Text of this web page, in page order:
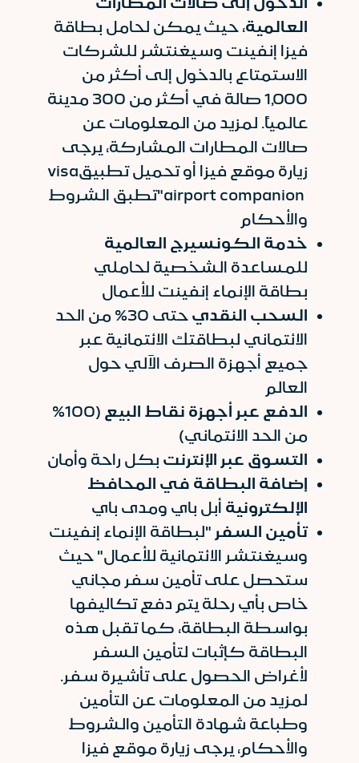
العالمية، حيث يمكن لحامل بطاقة
فيزا إنفينت وسيغنتشر للشركات
الاستمتاع بالدخول إلى أكثر من
1,000 صالة في أكثر من 300 مدينة
عالمياً. لمزيد من المعلومات عن
صالات المطارات المشاركة، يرجى
زيارة موقع فيزا أو تحميل تطبيقvisa
airport companion"تطبق الشروط
والأحكام
خدمة الكونسيرج العالمية
للمساعدة الشخصية لحاملي
بطاقة الإنماء إنفينت للأعمال
السحب النقدي
حتى 30% من الحد
الائتماني لبطاقتك الائتمانية عبر
جميع أجهزة الصرف الآلي حول
العالم
الدفع عبر أجهزة نقاط البيع
(100%
من الحد الائتماني)
التسوق عبر الإنترنت بكل راحة وأمان
إضافة البطاقة في المحافظ
الإلكترونية أبل باي ومدى باي
تأمين السفر "لبطاقة الإنماء إنفينت
وسيغنتشر الائتمانية للأعمال" حيث
ستحصل على تأمين سفر مجاني
خاص بأي رحلة يتم دفع تكاليفها
بواسطة البطاقة، كما تقبل هذه
البطاقة كإثبات لتأمين السفر
لأغراض الحصول على تأشيرة سفر.
لمزيد من المعلومات عن التأمين
وطباعة شهادة التأمين والشروط
والأحكام، يرجى زيارة موقع فيزا